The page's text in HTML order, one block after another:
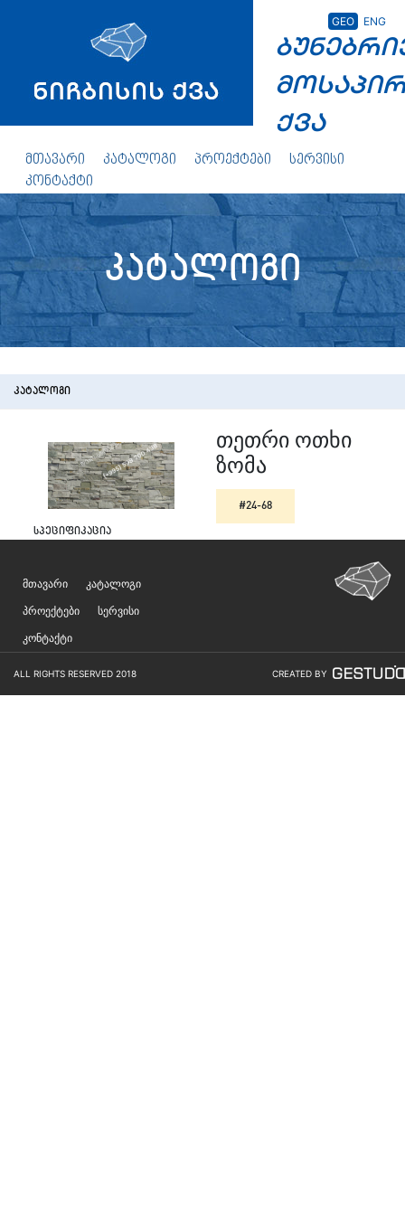
ქვა
მთავარი კატალოგი პროექტები
სერვისი
კონტაქტი
GEO ENG
კატალოგი
ᲙᲐᲢᲐᲚᲝᲒᲘ
თეთრი ოთხი
ზომა
#24-68
სპეციფიკაცია
მთავარი
კატალოგი
პროექტები
სერვისი
კონტაქტი
ALL RIGHTS RESERVED 2018 CREATED BY